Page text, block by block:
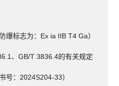
爆标志为：Ex ia IIB T4 Ga）
、GB/T 3836.4的有关规定
号：2024S204-33）